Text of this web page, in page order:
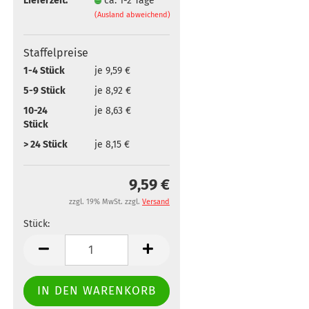
(Ausland abweichend)
Staffelpreise
1-4 Stück
je 9,59 €
5-9 Stück
je 8,92 €
10-24
Stück
je 8,63 €
> 24 Stück je 8,15 €
9,59 €
zzgl. 19% MwSt. zzgl. Versand
Stück:
Stück